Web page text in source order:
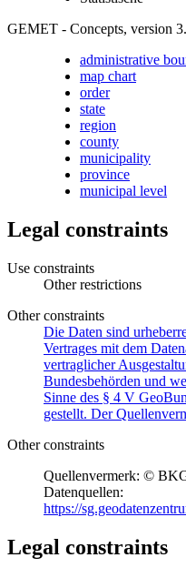
GEMET - Concepts, version
administrative
map chart
order
state
region
county
municipality
province
municipal level
Legal constraints
Use constraints
Other restrictions
Other constraints
Die Daten sind
Vertrages mit dem
vertraglicher
Bundesbehörden und
Sinne des § 4 V
gestellt. Der
Other constraints
Quellenvermerk: ©
Datenquellen:
https://
Legal constraints